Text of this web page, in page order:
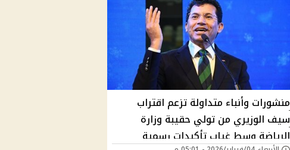
منشورات وأنباء متداولة تزعم اقتراب
سيف الوزيري من تولي حقيبة وزارة
الرياضة وسط غياب تأكيدات رسمية